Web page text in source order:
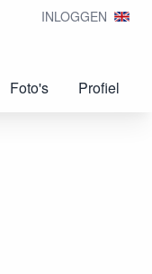
INLOGGEN
Foto's Profiel